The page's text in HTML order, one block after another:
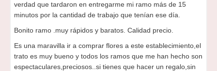
verdad que tardaron en entregarme mi ramo más de 15
minutos por la cantidad de trabajo que tenían ese día.
Bonito ramo .muy rápidos y baratos. Calidad precio.
Es una maravilla ir a comprar flores a este establecimiento,el
trato es muy bueno y todos los ramos que me han hecho son
espectaculares,preciosos..si tienes que hacer un regalo,sin